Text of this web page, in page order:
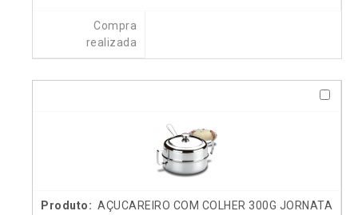
Compra
realizada
AÇUCAREIRO COM COLHER 300G JORNATA